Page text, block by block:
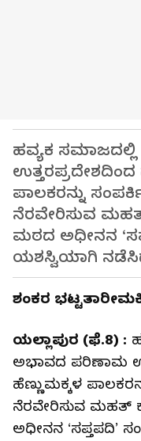
ಹವ್ಯಕ
ಉತ್ತರಪ್ರದೇಶದಿಂದ
ಪಾಲಕರನ್ನು
ನೆರವೇರಿಸುವ ಮಹತ್‌
ಮಠದ ಅಧೀನನ
ಯಶಸ್ವಿಯಾಗಿ
ಶಂಕರ
ಯಲ್ಲಾಪುರ (ಫೆ.8) :
ಅಭಾವದ ಪರಿಣಾಮ
ಹೆಣ್ಣುಮಕ್ಕಳ
ನೆರವೇರಿಸುವ ಮಹತ್‌
ಅಧೀನನ ‘ಸಪ್ತಪದಿ’